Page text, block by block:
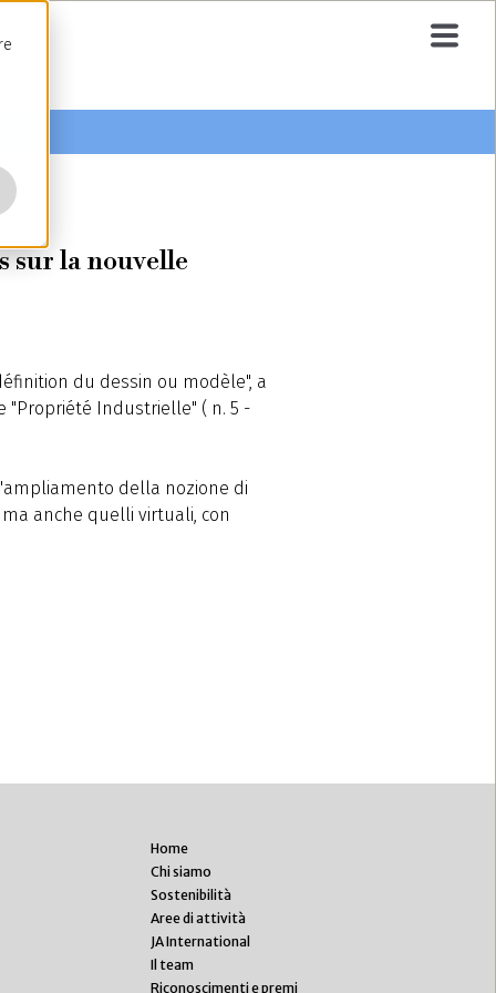
sur la nouvelle
du dessin ou modèle", a
"Propriété Industrielle" ( n. 5 -
della nozione di
anche quelli virtuali, con
Home
Chi siamo
Sostenibilità
Aree di attività
JA International
Il team
Riconoscimenti e premi